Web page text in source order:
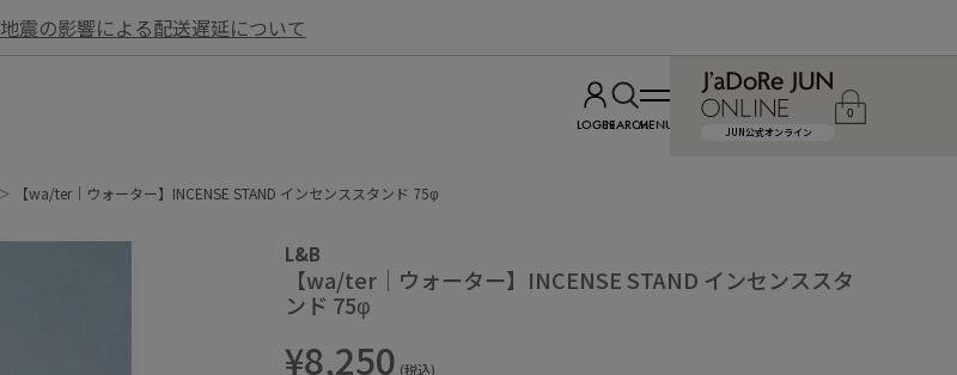
地震の影響による配送遅延について
LOGINSEARCHMENU JUN公式オンライン
0
【wa/ter｜ウォーター】INCENSE STAND インセンススタンド 75φ
L&B
【wa/ter｜ウォーター】INCENSE STAND インセンススタ
ンド 75φ
¥8,250 (税込)